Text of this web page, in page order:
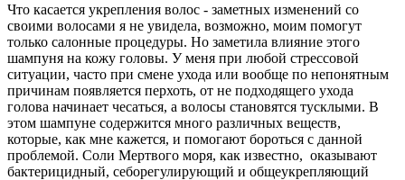
Что касается укрепления волос - заметных изменений со
своими волосами я не увидела, возможно, моим помогут
только салонные процедуры. Но заметила влияние этого
шампуня на кожу головы. У меня при любой стрессовой
ситуации, часто при смене ухода или вообще по непонятным
причинам появляется перхоть, от не подходящего ухода
голова начинает чесаться, а волосы становятся тусклыми. В
этом шампуне содержится много различных веществ,
которые, как мне кажется, и помогают бороться с данной
проблемой. Соли Мертвого моря, как известно, оказывают
бактерицидный, себорегулирующий и общеукрепляющий